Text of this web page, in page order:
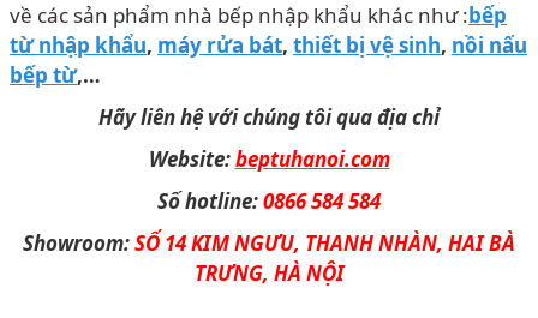
về các sản phẩm nhà bếp nhập khẩu khác như :bếp
từ nhập khẩu, máy rửa bát, thiết bị vệ sinh, nồi nấu
bếp từ,…
Hãy liên hệ với chúng tôi qua địa chỉ
Website:beptuhanoi.com
Số hotline:0866 584 584
Showroom:SỐ 14 KIM NGƯU, THANH NHÀN, HAI BÀ
TRƯNG, HÀ NỘI